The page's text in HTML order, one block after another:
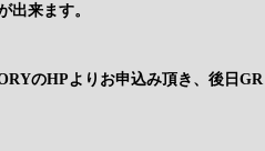
出来ます。
のHPよりお申込み頂き、後日GR